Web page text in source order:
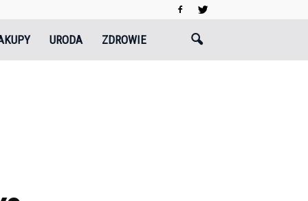
URODA ZDROWIE